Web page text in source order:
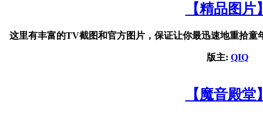
【精品图片
这里有丰富的TV截图和官方图片，保证让你最迅速地重拾
版主: QIQ
【魔音殿堂